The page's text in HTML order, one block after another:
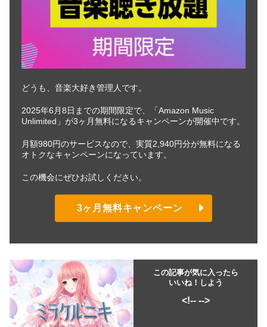
どうも、音楽大好き管理人です。
2025年6月8日までの期間限定で、「Amazon Music
Unlimited」が3ヶ月無料になるキャンペーンが開催中です。
月額980円のサービスなので、実質2,940円分が無料になる
オトクなキャンペーンになっています。
この機会にぜひお試しください。
3ヶ月無料キャンペーン
この記事が気に入ったら
いいね！しよう
<!-- -->